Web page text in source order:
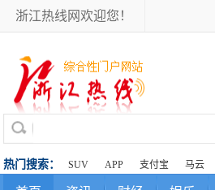
浙江热线网欢迎您！
热门搜索： SUV APP 支付宝 马云